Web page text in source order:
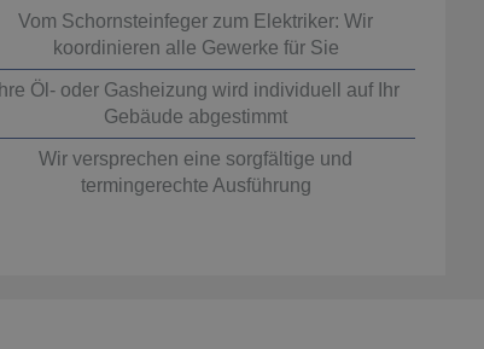
Vom Schornsteinfeger zum Elektriker: Wir
koordinieren alle Gewerke für Sie
Ihre Öl- oder Gasheizung wird individuell auf Ihr
Gebäude abgestimmt
Wir versprechen eine sorgfältige und
termingerechte Ausführung